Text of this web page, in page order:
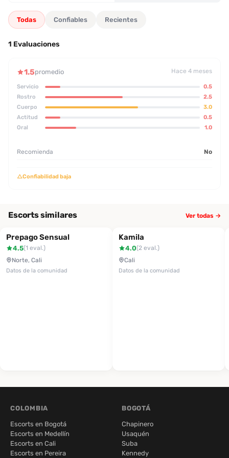
Todas Confiables Recientes
1 Evaluaciones
1.5promedio Hace 4 meses
Servicio
0.5
Rostro
2.5
Cuerpo
3.0
Actitud
0.5
Oral
1.0
Recomienda No
△Confiabilidad baja
Escorts similares Ver todas →
Prepago Sensual
4.5(1 eval.)
Norte, Cali
Datos de la comunidad
Kamila
4.0(2 eval.)
Cali
Datos de la comunidad
COLOMBIA
Escorts en Bogotá
Escorts en Medellín
Escorts en Cali
Escorts en Pereira
BOGOTÁ
Chapinero
Usaquén
Suba
Kennedy